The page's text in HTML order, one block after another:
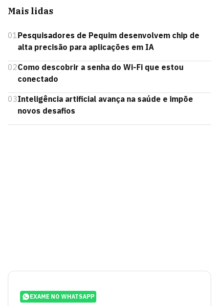
Mais lidas
01Pesquisadores de Pequim desenvolvem chip de
alta precisão para aplicações em IA
02Como descobrir a senha do Wi-Fi que estou
conectado
03Inteligência artificial avança na saúde e impõe
novos desafios
EXAME NO WHATSAPP